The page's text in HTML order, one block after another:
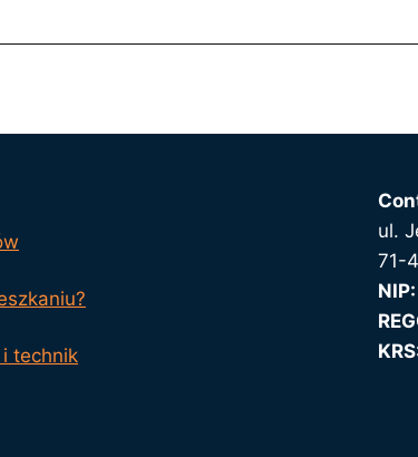
technik
ul.
71-
NIP: